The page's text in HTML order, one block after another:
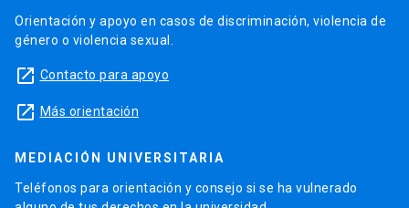
Orientación y apoyo en casos de discriminación, violencia de
género o violencia sexual.
launch Contacto para apoyo
launch Más orientación
MEDIACIÓN UNIVERSITARIA
Teléfonos para orientación y consejo si se ha vulnerado